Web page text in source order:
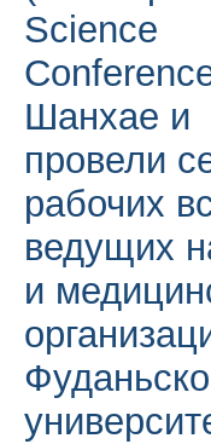
Science
Шанхае и
провели
рабочих
ведущих
и